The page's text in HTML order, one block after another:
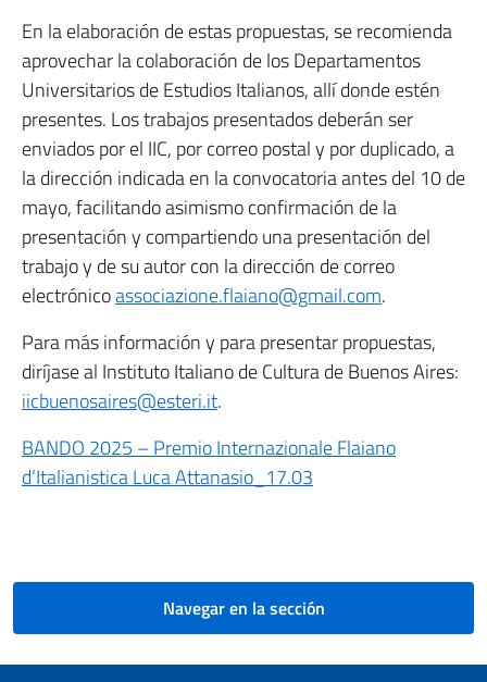
En la elaboración de estas propuestas, se recomienda
aprovechar la colaboración de los Departamentos
Universitarios de Estudios Italianos, allí donde estén
presentes. Los trabajos presentados deberán ser
enviados por el IIC, por correo postal y por duplicado, a
la dirección indicada en la convocatoria antes del 10 de
mayo, facilitando asimismo confirmación de la
presentación y compartiendo una presentación del
trabajo y de su autor con la dirección de correo
electrónicoassociazione.flaiano@gmail.com.
Para más información y para presentar propuestas,
diríjase al Instituto Italiano de Cultura de Buenos Aires:
iicbuenosaires@esteri.it.
BANDO 2025 – Premio Internazionale Flaiano
d’Italianistica Luca Attanasio_17.03
Navegar en la sección